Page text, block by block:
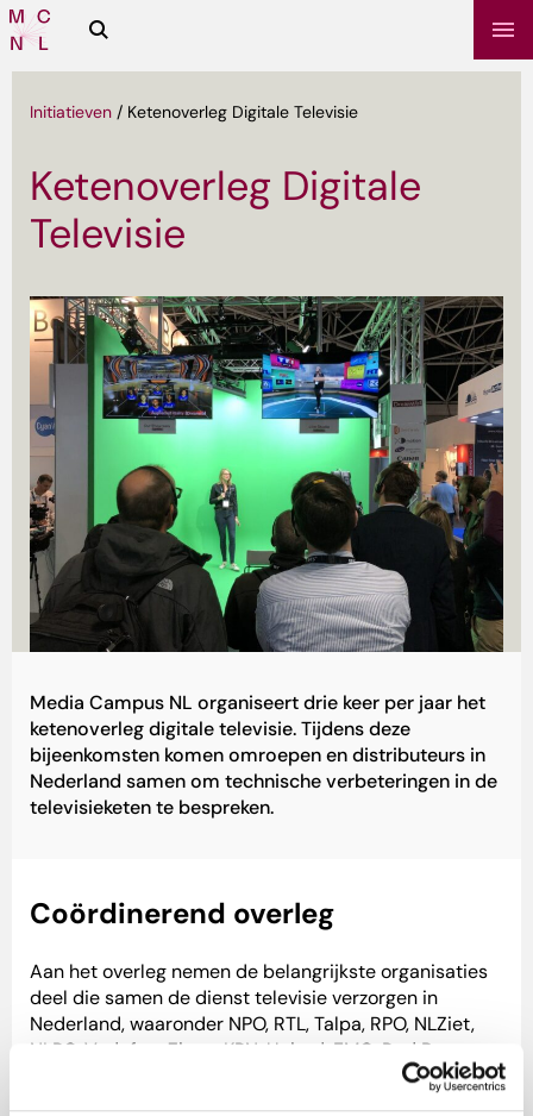
Media
Campus
Zoeken
Initiatieven / Ketenoverleg Digitale Televisie
Ketenoverleg Digitale
Televisie
Media Campus NL organiseert drie keer per jaar het
ketenoverleg digitale televisie. Tijdens deze
bijeenkomsten komen omroepen en distributeurs in
Nederland samen om technische verbeteringen in de
televisieketen te bespreken.
Coördinerend overleg
Aan het overleg nemen de belangrijkste organisaties
deel die samen de dienst televisie verzorgen in
Nederland, waaronder NPO, RTL, Talpa, RPO, NLZiet,
NLPO, VodafoneZiggo, KPN, United, EMG, Red Bee
Media en Beeld en Geluid. Doel van het overleg is om
elkaar te informeren over veranderingen die verwacht